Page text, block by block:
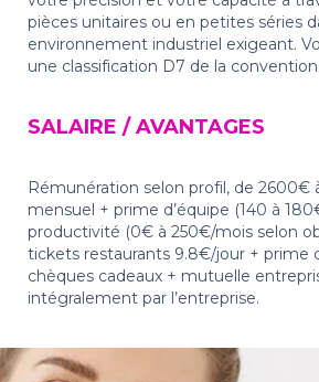
pièces unitaires ou en petites séries
environnement industriel exigeant.
une classification D7 de la
SALAIRE / AVANTAGES
Rémunération selon profil, de 2600€
mensuel + prime d’équipe (140 à
productivité (0€ à 250€/mois selon
tickets restaurants 9.8€/jour + prime
chèques cadeaux + mutuelle
intégralement par l’entreprise.